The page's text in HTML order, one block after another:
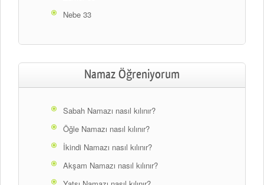
Nebe 33
Namaz Öğreniyorum
Sabah Namazı nasıl kılınır?
Öğle Namazı nasıl kılınır?
İkindi Namazı nasıl kılınır?
Akşam Namazı nasıl kılınır?